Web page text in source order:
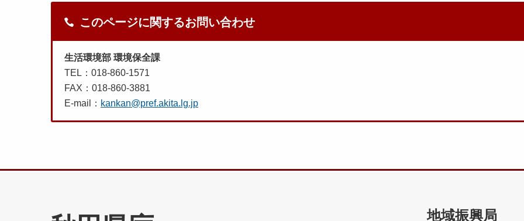
このページに関するお問い合わせ
生活環境部 環境保全課
TEL：018-860-1571
FAX：018-860-3881
E-mail： kankan@pref.akita.lg.jp
地域振興局